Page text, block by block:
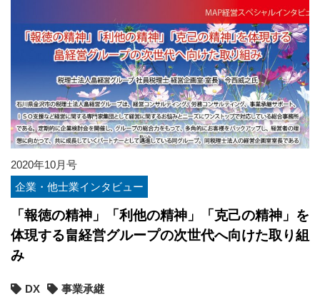
2020年10月号
企業・他士業インタビュー
「報徳の精神」「利他の精神」「克己の精神」を
体現する畠経営グループの次世代へ向けた取り組
み
DX 事業承継